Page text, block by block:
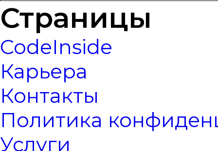
Страницы
CodeInside
Карьера
Контакты
Политика
Услуги